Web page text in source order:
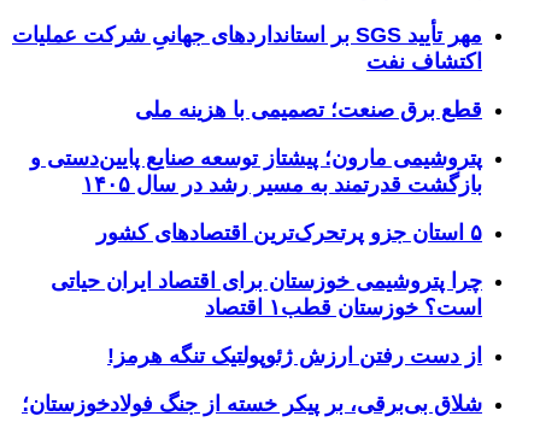
مهر تأیید SGS بر استانداردهای جهانیِ شرکت عملیات
اکتشاف نفت
قطع برق صنعت؛ تصمیمی با هزینه ملی
پتروشیمی مارون؛ پیشتاز توسعه صنایع پایین‌دستی و
بازگشت قدرتمند به مسیر رشد در سال ۱۴۰۵
۵ استان جزو پرتحرک‌ترین اقتصاد‌های کشور
چرا پتروشیمی خوزستان برای اقتصاد ایران حیاتی
است؟ خوزستان قطب۱ اقتصاد
از دست رفتن ارزش ژئوپولتیک تنگه هرمز!
شلاق‌ بی‌برقی، بر پیکر خسته‌ از جنگ فولادخوزستان؛